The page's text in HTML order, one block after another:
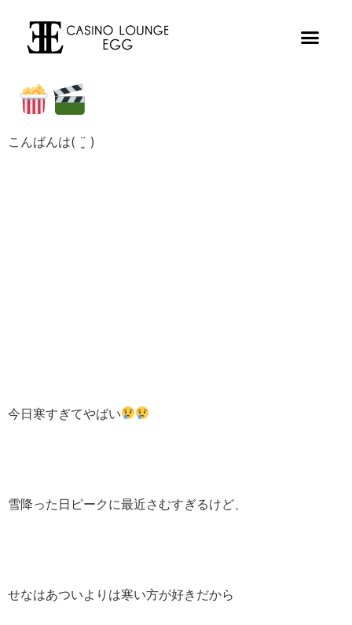
こんばんは( ¨̮ )
今日寒すぎてやばい
雪降った日ピークに最近さむすぎるけど、
せなはあついよりは寒い方が好きだから